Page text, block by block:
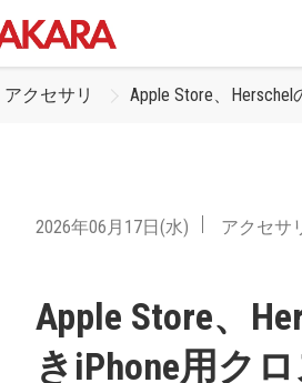
アクセサリ Apple Store、
2026年06月17日(水) アクセサ
Apple Store、
きiPhone用ク